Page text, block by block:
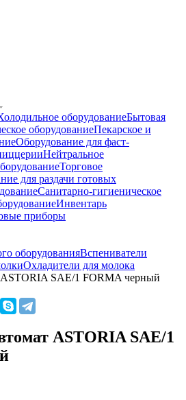
оборудованиеБытовая
оборудованиеПекарское и
Оборудование для фаст-
Нейтральное
Торговое
для раздачи готовых
Санитарно-гигиеническое
Инвентарь
приборы
оборудованияВспениватели
Охладители для молока
SAE/1 FORMA черный
ASTORIA SAE/1